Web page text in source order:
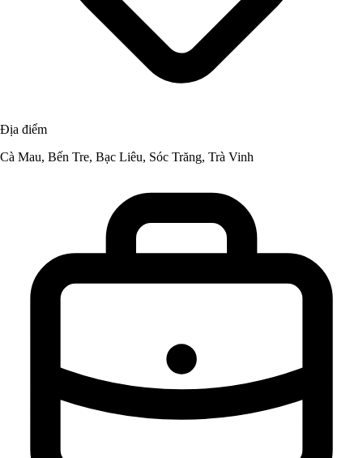
Địa điểm
Cà Mau, Bến Tre, Bạc Liêu, Sóc Trăng, Trà Vinh